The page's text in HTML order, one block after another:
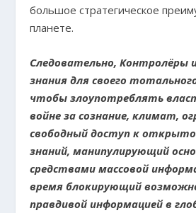
большое стратегическое
планете.
Следовательно, Контролёры
знания для своего
чтобы злоупотреблять
войне за сознание, климат,
свободный доступ к
знаний, манипулирующий
средствами массовой
время блокирующий
правдивой информацией в